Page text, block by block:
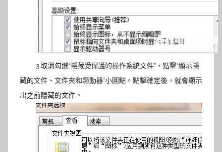
3.取消勾選“隱藏受保護的操作系統文件”，點擊“顯示隱
藏的文件、文件夾和驅動器”小圓點。點擊確定後，就會顯示
出之前隱藏的文件。